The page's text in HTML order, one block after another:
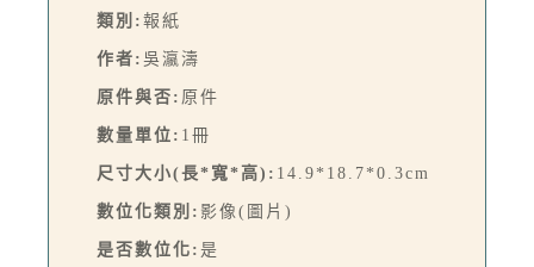
類別: 報紙
作者: 吳瀛濤
原件與否: 原件
數量單位: 1冊
尺寸大小(長*寬*高): 14.9*18.7*0.3cm
數位化類別: 影像(圖片)
是否數位化: 是